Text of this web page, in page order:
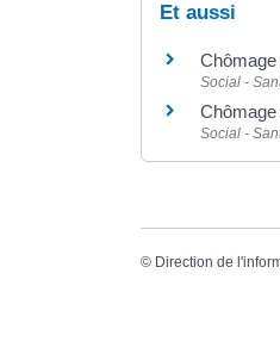
Et aussi
Social -
Social -
© Direction de